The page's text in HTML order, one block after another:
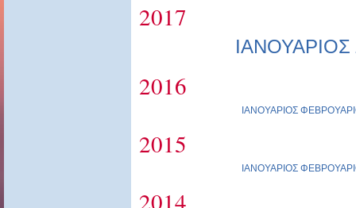
2017
ΙΑΝΟΥΑΡΙΟΣ
2016
ΙΑΝΟΥΑΡΙΟΣ
2015
ΙΑΝΟΥΑΡΙΟΣ
2014